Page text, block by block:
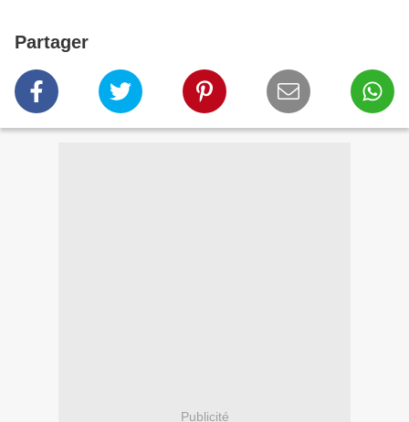
Partager
Publicité